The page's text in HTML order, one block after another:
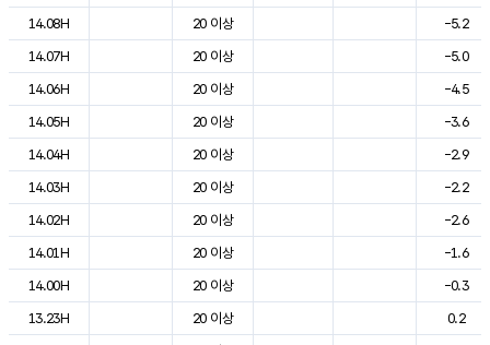
14.08H
20 이상
-5.2
14.07H
20 이상
-5.0
14.06H
20 이상
-4.5
14.05H
20 이상
-3.6
14.04H
20 이상
-2.9
14.03H
20 이상
-2.2
14.02H
20 이상
-2.6
14.01H
20 이상
-1.6
14.00H
20 이상
-0.3
13.23H
20 이상
0.2